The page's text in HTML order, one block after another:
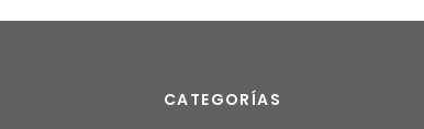
CATEGORÍAS